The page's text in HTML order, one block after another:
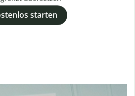
starten